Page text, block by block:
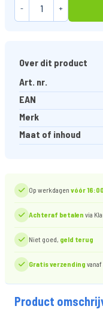
- +
Over dit product
Art. nr.
EAN
Merk
Maat of inhoud
Op werkdagen vóór
Achteraf betalen via
Niet goed, geld terug
Gratis verzending
Product